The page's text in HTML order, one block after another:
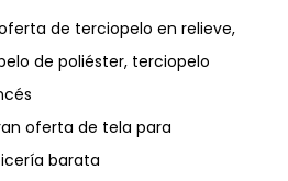
oferta de terciopelo en relieve,
de poliéster, terciopelo
oferta de tela para
barata